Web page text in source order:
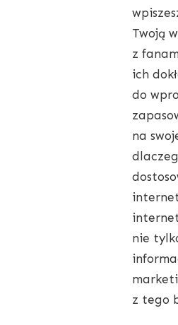
Twoją
z
ich
do
na
nie
z tego